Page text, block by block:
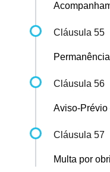
Cláusula 55
Cláusula 56
Aviso-Prévio
Cláusula 57
Multa por